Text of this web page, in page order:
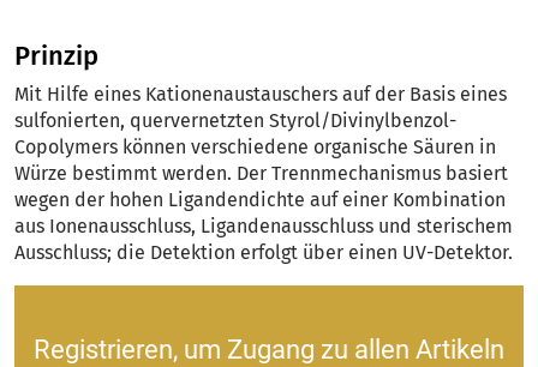
Prinzip
Mit Hilfe eines Kationenaustauschers auf der Basis eines
sulfonierten, quervernetzten Styrol/Divinylbenzol-
Copolymers können verschiedene organische Säuren in
Würze bestimmt werden. Der Trennmechanismus basiert
wegen der hohen Ligandendichte auf einer Kombination
aus Ionenausschluss, Ligandenausschluss und sterischem
Ausschluss; die Detektion erfolgt über einen UV-Detektor.
Registrieren, um Zugang zu allen Artikeln